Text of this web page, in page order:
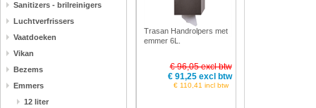
Sanitizers - brilreinigers
Luchtverfrissers
Vaatdoeken
Vikan
Bezems
Emmers
12 liter
Trasan Handrolpers met
emmer 6L.
€ 96,05 excl btw
€ 91,25 excl btw
€ 110,41 incl btw